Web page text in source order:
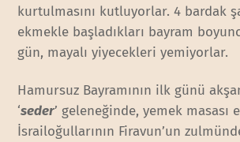
kurtulmasını kutluyorlar. 4 bardak
ekmekle başladıkları bayram
gün, mayalı yiyecekleri yemiyorlar.
Hamursuz Bayramının ilk günü
‘seder’ geleneğinde, yemek masası
İsrailoğullarının Firavun’un